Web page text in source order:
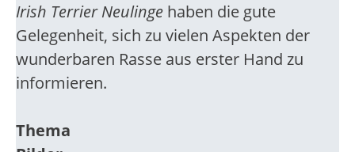
Irish Terrier Neulinge haben die gute
Gelegenheit, sich zu vielen Aspekten der
wunderbaren Rasse aus erster Hand zu
informieren.
Thema